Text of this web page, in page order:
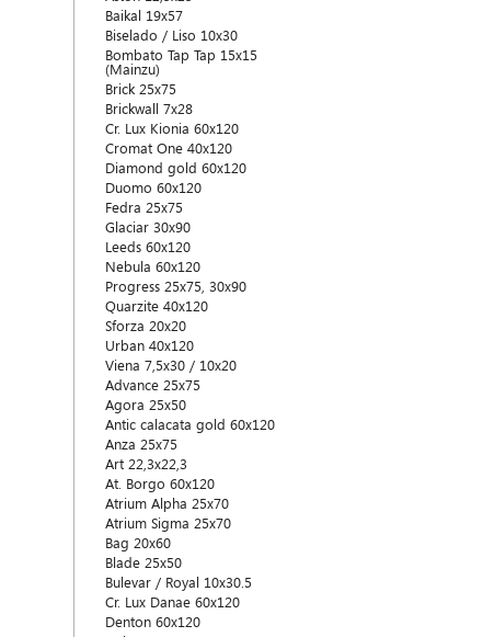
Baikal 19x57
Biselado / Liso 10x30
Bombato Tap Tap 15x15
(Mainzu)
Brick 25x75
Brickwall 7x28
Cr. Lux Kionia 60x120
Cromat One 40x120
Diamond gold 60x120
Duomo 60x120
Fedra 25x75
Glaciar 30x90
Leeds 60x120
Nebula 60x120
Progress 25x75, 30x90
Quarzite 40x120
Sforza 20x20
Urban 40x120
Viena 7,5x30 / 10x20
Advance 25x75
Agora 25x50
Antic calacata gold 60x120
Anza 25x75
Art 22,3x22,3
At. Borgo 60x120
Atrium Alpha 25x70
Atrium Sigma 25x70
Bag 20x60
Blade 25x50
Bulevar / Royal 10x30.5
Cr. Lux Danae 60x120
Denton 60x120